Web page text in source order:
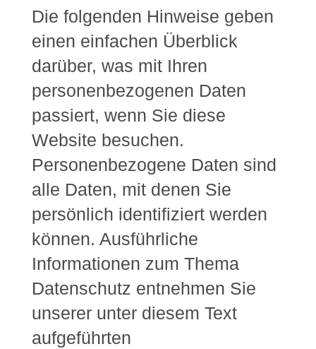
Die folgenden Hinweise geben
einen einfachen Überblick
darüber, was mit Ihren
personenbezogenen Daten
passiert, wenn Sie diese
Website besuchen.
Personenbezogene Daten sind
alle Daten, mit denen Sie
persönlich identifiziert werden
können. Ausführliche
Informationen zum Thema
Datenschutz entnehmen Sie
unserer unter diesem Text
aufgeführten